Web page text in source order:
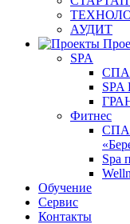
АУДИТ
SPA
SPA
Фитнес
Spa
Обучение
Сервис
Контакты